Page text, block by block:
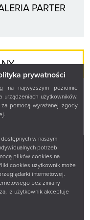
prywatności
na najwyższym poziomie
użytkowników.
pomocą wyrażanej zgody
w naszym
potrzeb
plików cookies na
cookies użytkownik może
internetowej.
bez zmiany
iż użytkownik akceptuje
PARTER